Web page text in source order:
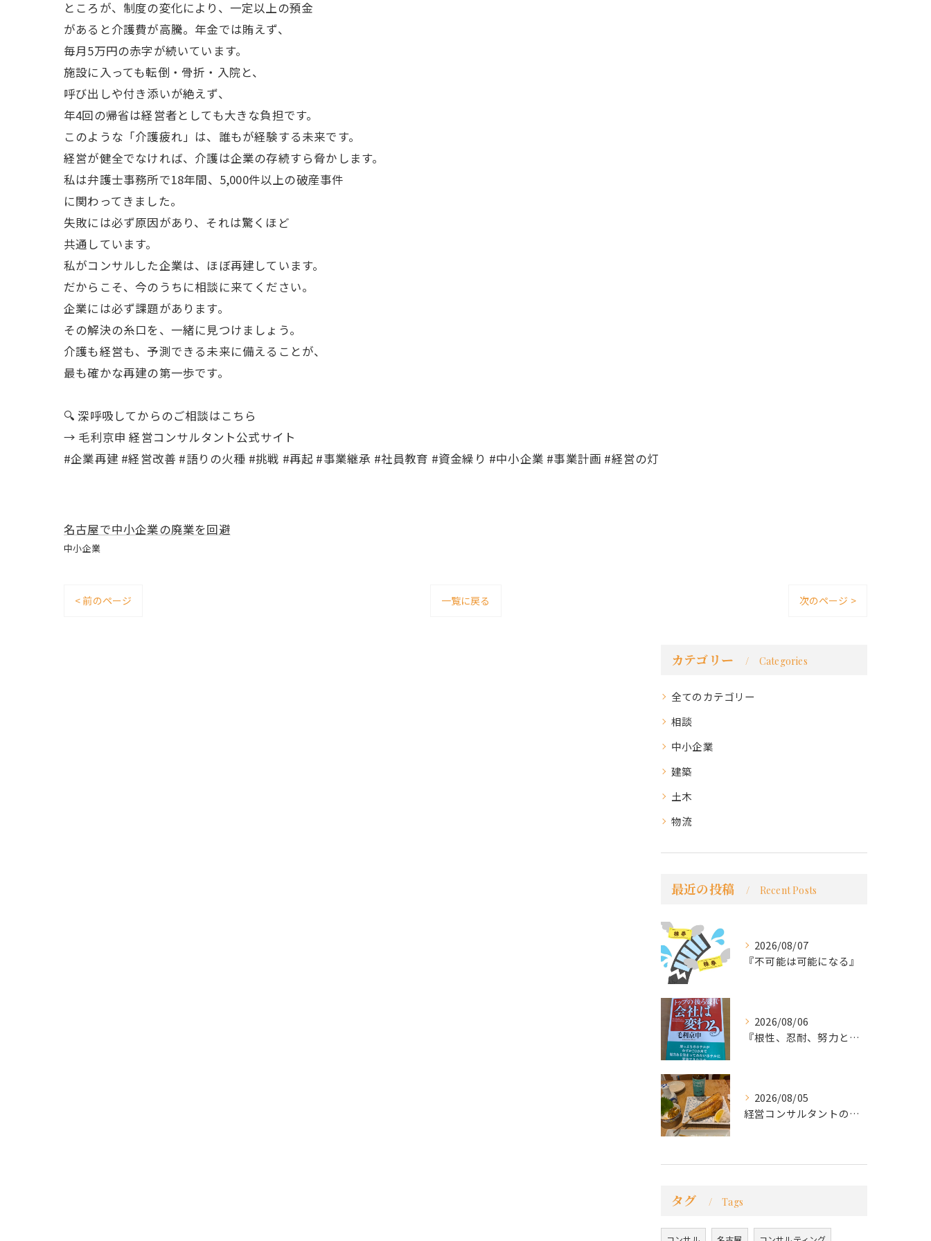
ところが、制度の変化により、一定以上の預金
があると介護費が高騰。年金では賄えず、
毎月5万円の赤字が続いています。
施設に入っても転倒・骨折・入院と、
呼び出しや付き添いが絶えず、
年4回の帰省は経営者としても大きな負担です。
このような「介護疲れ」は、誰もが経験する未来です。
経営が健全でなければ、介護は企業の存続すら脅かします。
私は弁護士事務所で18年間、5,000件以上の破産事件
に関わってきました。
失敗には必ず原因があり、それは驚くほど
共通しています。
私がコンサルした企業は、ほぼ再建しています。
だからこそ、今のうちに相談に来てください。
企業には必ず課題があります。
その解決の糸口を、一緒に見つけましょう。
介護も経営も、予測できる未来に備えることが、
最も確かな再建の第一歩です。
🔍 深呼吸してからのご相談はこちら
→ 毛利京申 経営コンサルタント公式サイト
#企業再建 #経営改善 #語りの火種 #挑戦 #再起 #事業継承 #社員教育 #資金繰り #中小企業 #事業計画 #経営の灯
名古屋で中小企業の廃業を回避
中小企業
< 前のページ 一覧に戻る 次のページ >
カテゴリー Categories
全てのカテゴリー
相談
中小企業
建築
土木
物流
最近の投稿 Recent Posts
2026/08/07
『不可能は可能になる』
2026/08/06
『根性、忍耐、努力という言葉は死語なのか』
2026/08/05
経営コンサルタントのモーちゃん・毛利京申です。
タグ Tags